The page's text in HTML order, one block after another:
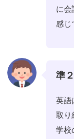
に会
感じ
準
英語
取り
学校